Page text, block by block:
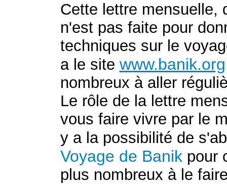
Cette lettre mensuelle,
n'est pas faite pour
techniques sur le
a le site www.banik.org
nombreux à aller
Le rôle de la lettre
vous faire vivre par le
y a la possibilité de
Voyage de Banik pour
plus nombreux à le